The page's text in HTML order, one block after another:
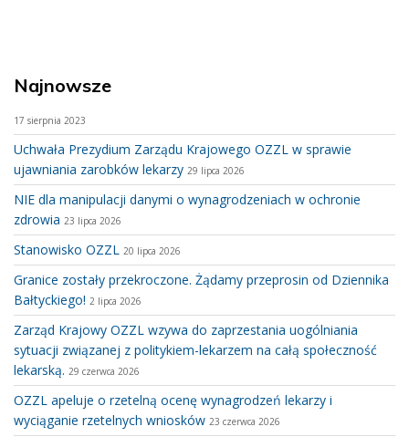
Najnowsze
17 sierpnia 2023
Uchwała Prezydium Zarządu Krajowego OZZL w sprawie
ujawniania zarobków lekarzy 29 lipca 2026
NIE dla manipulacji danymi o wynagrodzeniach w ochronie
zdrowia 23 lipca 2026
Stanowisko OZZL 20 lipca 2026
Granice zostały przekroczone. Żądamy przeprosin od Dziennika
Bałtyckiego! 2 lipca 2026
Zarząd Krajowy OZZL wzywa do zaprzestania uogólniania
sytuacji związanej z politykiem-lekarzem na całą społeczność
lekarską. 29 czerwca 2026
OZZL apeluje o rzetelną ocenę wynagrodzeń lekarzy i
wyciąganie rzetelnych wniosków 23 czerwca 2026